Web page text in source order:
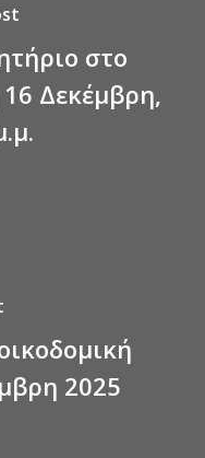
στο
Δεκέμβρη,
2025